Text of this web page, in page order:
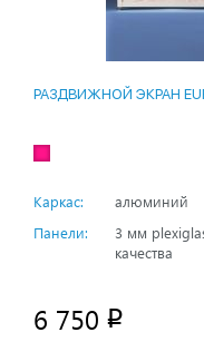
РАЗДВИЖНОЙ ЭКРАН
Каркас:
алюминий
Панели:
3 мм
качества
6 750 p